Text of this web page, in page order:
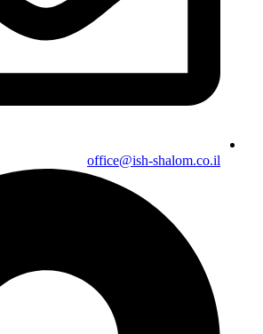
office@ish-shalom.co.il